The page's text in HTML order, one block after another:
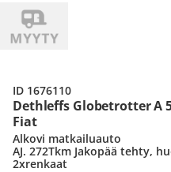
Dethleffs Globetrotter A
Fiat
Alkovi matkailuauto
AJ. 272Tkm Jakopää tehty,
2xrenkaat
ID 1676110